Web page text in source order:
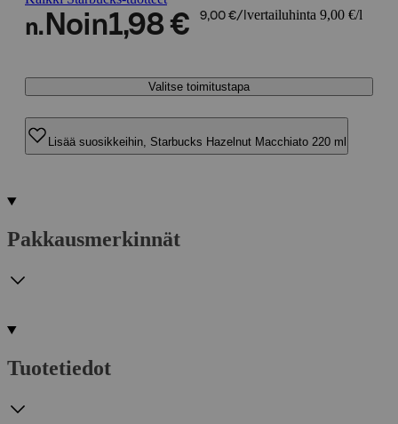
n. Noin1,98 € 9,00 €/l vertailuhinta 9,00 €/l
Valitse toimitustapa
Lisää suosikkeihin, Starbucks Hazelnut Macchiato 220 ml
Pakkausmerkinnät
Tuotetiedot